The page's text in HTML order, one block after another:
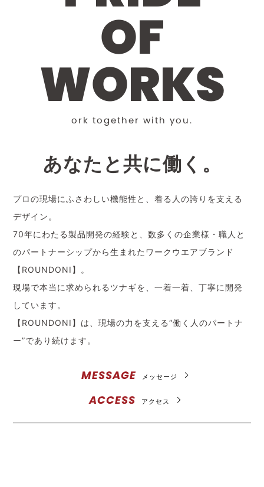
OF
WORKS
ork together with you.
あなたと共に働く。
プロの現場にふさわしい機能性と、着る人の誇りを支える
デザイン。
70年にわたる製品開発の経験と、数多くの企業様・職人と
のパートナーシップから生まれたワークウエアブランド
【ROUNDONI】。
現場で本当に求められるツナギを、一着一着、丁寧に開発
しています。
【ROUNDONI】は、現場の力を支える“働く人のパートナ
ー”であり続けます。
MESSAGE メッセージ
ACCESS アクセス